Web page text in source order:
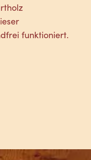
funktioniert.